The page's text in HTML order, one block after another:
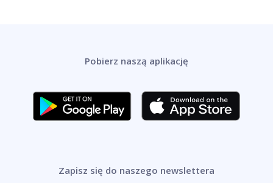
Pobierz naszą aplikację
Zapisz się do naszego newslettera